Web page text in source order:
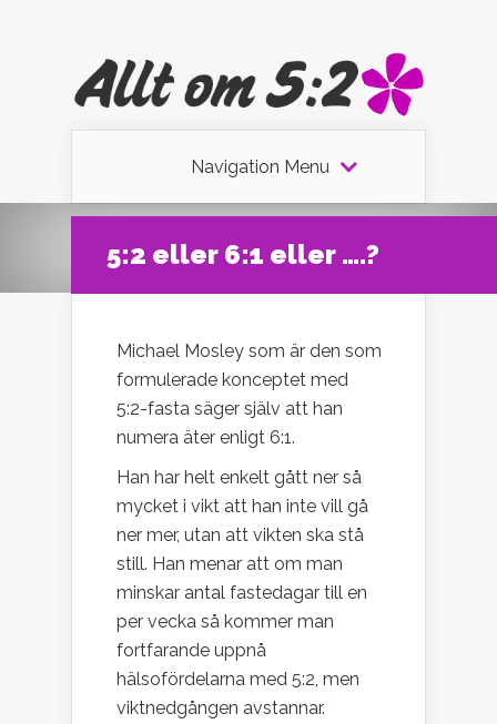
Navigation Menu
5:2 eller 6:1 eller ….?
Michael Mosley som är den som
formulerade konceptet med
5:2-fasta säger själv att han
numera äter enligt 6:1.
Han har helt enkelt gått ner så
mycket i vikt att han inte vill gå
ner mer, utan att vikten ska stå
still. Han menar att om man
minskar antal fastedagar till en
per vecka så kommer man
fortfarande uppnå
hälsofördelarna med 5:2, men
viktnedgången avstannar.